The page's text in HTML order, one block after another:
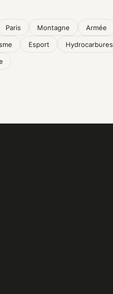
Paris Montagne Armée
Esport Hydrocarbures